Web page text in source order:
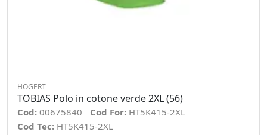
HOGERT
TOBIAS Polo in cotone verde 2XL (56)
Cod: 00675840 Cod For: HT5K415-2XL
Cod Tec: HT5K415-2XL